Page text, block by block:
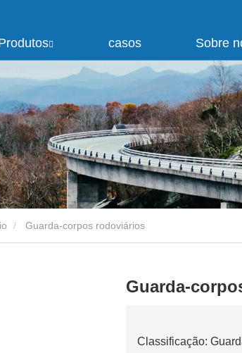
casos Sobre
Guarda-corpos rodoviários
Guarda-
Classificação: